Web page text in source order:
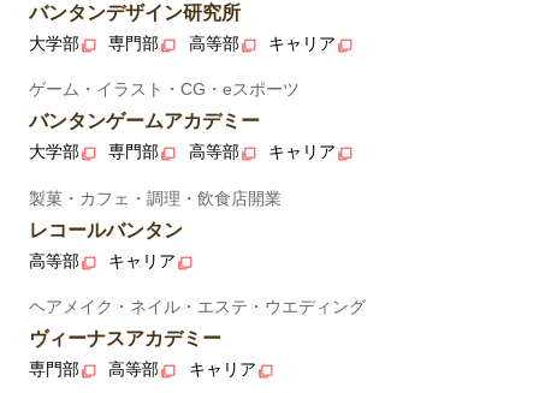
バンタンデザイン研究所
大学部 専門部 高等部 キャリア
ゲーム・イラスト・CG・eスポーツ
バンタンゲームアカデミー
大学部 専門部 高等部 キャリア
製菓・カフェ・調理・飲食店開業
レコールバンタン
高等部 キャリア
ヘアメイク・ネイル・エステ・ウエディング
ヴィーナスアカデミー
専門部 高等部 キャリア